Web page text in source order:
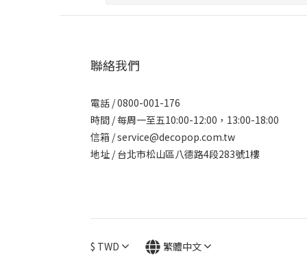
聯絡我們
電話 / 0800-001-176
時間 / 每周一至五10:00-12:00，13:00-18:00
信箱 / service@decopop.com.tw
地址 / 台北市松山區八德路4段283號1樓
$ TWD 繁體中文